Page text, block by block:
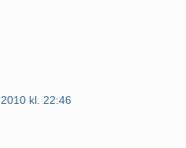
kl. 22:46